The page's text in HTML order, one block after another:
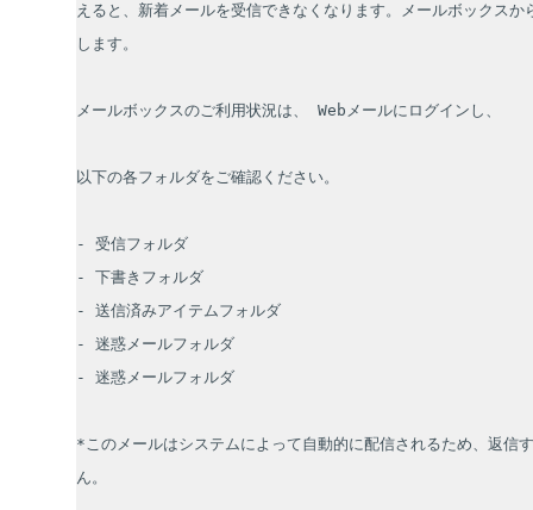
えると、新着メールを受信できなくなります。メールボックスか
します。
メールボックスのご利用状況は、 Webメールにログインし、
以下の各フォルダをご確認ください。
- 受信フォルダ
- 下書きフォルダ
- 送信済みアイテムフォルダ
- 迷惑メールフォルダ
- 迷惑メールフォルダ
*このメールはシステムによって自動的に配信されるため、返信
ん。